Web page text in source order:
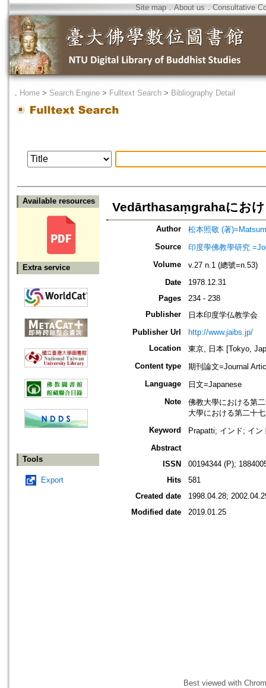
Site map．About us ． Consultative
． Home > Search Engine > Fulltext Search > Bibliography Detail
Available resources
Extra service
Tools
Export
Vedārthasaṃgrahaにお
Author
松本照敬 (著
Source
印度學佛教學研究
Volume
v.27 n.1 (總號=n.53)
Date
1978.12.31
Pages
234 - 238
Publisher
日本印度学仏教学会
Publisher Url
http://www.jaibs.jp/
Location
東京, 日本 [Tokyo,
Content type
期刊論文=Journal
Language
日文=Japanese
Note
佛教大學における第
大學における第二十
Keyword
Prapatti; インド; イ
Abstract
ISSN
00194344 (P);
Hits
581
Created date
1998.04.28;
Modified date
2019.01.25
Best viewed with